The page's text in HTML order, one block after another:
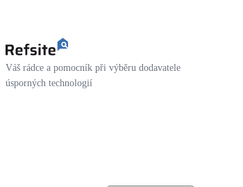
Váš rádce a pomocník při výběru dodavatele
úsporných technologií